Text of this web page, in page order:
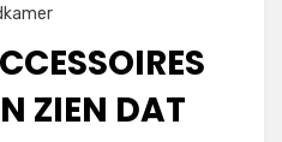
ZIEN DAT